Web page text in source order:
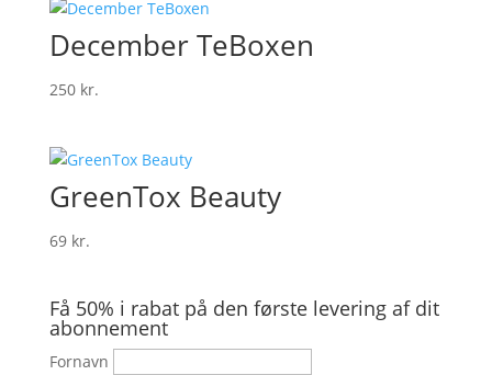
var:
97 kr..
er:
60 kr..
December TeBoxen
250 kr.
GreenTox Beauty
69 kr.
Få 50% i rabat på den første levering af dit
abonnement
Fornavn